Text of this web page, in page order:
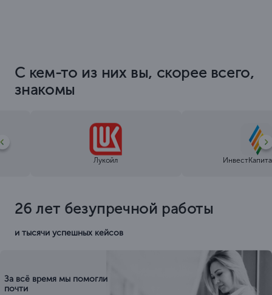
С кем-то из них вы, скорее всего,
знакомы
Лукойл
26 лет безупречной работы
и тысячи успешных кейсов
За всё время мы помогли
почти